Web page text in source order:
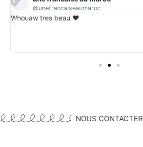
@unefrancaiseaumaroc
Whouaw tres beau ❤️
NOUS CONTACTER